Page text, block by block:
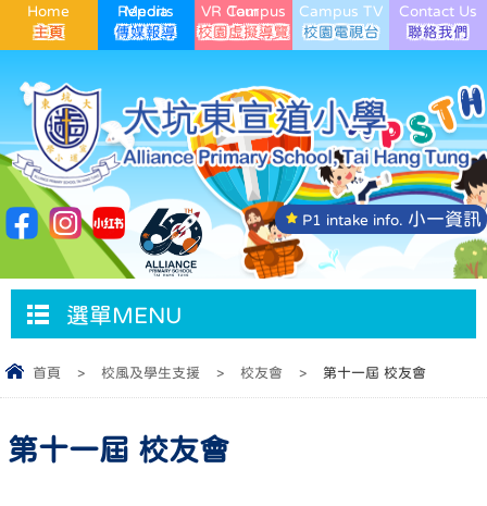
Home Media Reports VR Campus Tour Campus TV Contact Us
P1 intake info. 小一資訊
選單MENU
首頁 > 校風及學生支援 > 校友會 > 第十一屆 校友會
第十一屆 校友會